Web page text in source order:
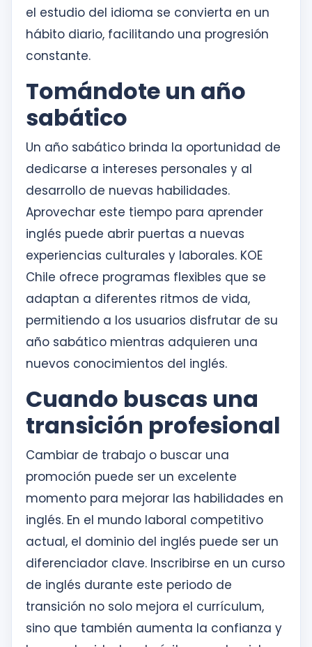
el estudio del idioma se convierta en un
hábito diario, facilitando una progresión
constante.
Tomándote un año
sabático
Un año sabático brinda la oportunidad de
dedicarse a intereses personales y al
desarrollo de nuevas habilidades.
Aprovechar este tiempo para aprender
inglés puede abrir puertas a nuevas
experiencias culturales y laborales. KOE
Chile ofrece programas flexibles que se
adaptan a diferentes ritmos de vida,
permitiendo a los usuarios disfrutar de su
año sabático mientras adquieren una
nuevos conocimientos del inglés.
Cuando buscas una
transición profesional
Cambiar de trabajo o buscar una
promoción puede ser un excelente
momento para mejorar las habilidades en
inglés. En el mundo laboral competitivo
actual, el dominio del inglés puede ser un
diferenciador clave. Inscribirse en un curso
de inglés durante este periodo de
transición no solo mejora el currículum,
sino que también aumenta la confianza y